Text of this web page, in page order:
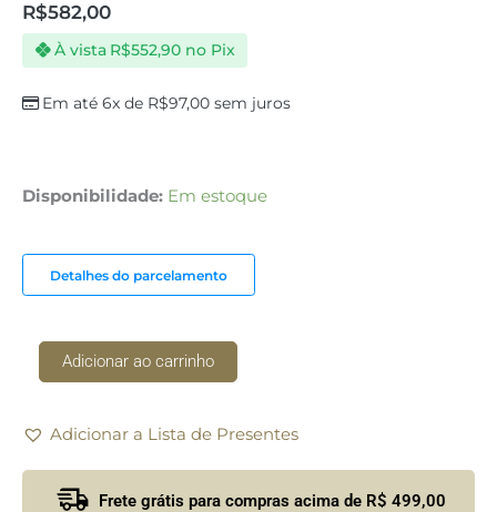
R$582,00
Em até 6x de R$97,00 sem juros
À vista R$552,90 no Pix
Disponibilidade: Em estoque
Detalhes do parcelamento
Porta
Losango
St
quantidade
Adicionar ao carrinho
Adicionar a Lista de Presentes
Frete grátis para compras acima de R$ 499,00